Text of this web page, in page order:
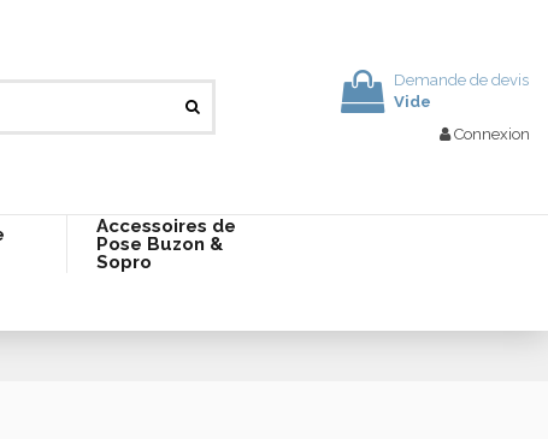
Demande de devis
Vide
Connexion
Accessoires de
Pose Buzon &
Sopro